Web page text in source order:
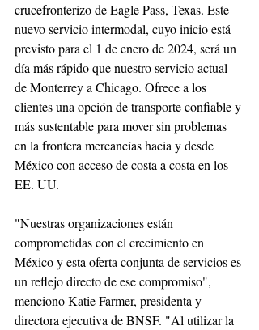
crucefronterizo de Eagle Pass, Texas. Este
nuevo servicio intermodal, cuyo inicio está
previsto para el 1 de enero de 2024, será un
día más rápido que nuestro servicio actual
de Monterrey a Chicago. Ofrece a los
clientes una opción de transporte confiable y
más sustentable para mover sin problemas
en la frontera mercancías hacia y desde
México con acceso de costa a costa en los
EE. UU.
"Nuestras organizaciones están
comprometidas con el crecimiento en
México y esta oferta conjunta de servicios es
un reflejo directo de ese compromiso",
menciono Katie Farmer, presidenta y
directora ejecutiva de BNSF. "Al utilizar la